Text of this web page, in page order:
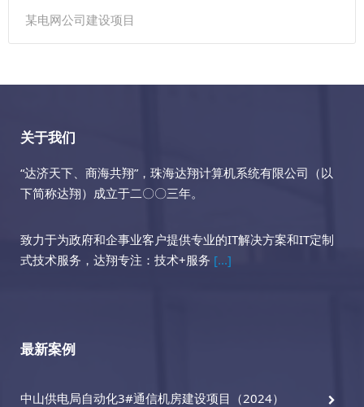
某电网公司建设项目
关于我们
“达济天下、商海共翔”，珠海达翔计算机系统有限公司（以
下简称达翔）成立于二〇〇三年。
致力于为政府和企事业客户提供专业的IT解决方案和IT定制
式技术服务，达翔专注：技术+服务 [...]
最新案例
中山供电局自动化3#通信机房建设项目（2024）